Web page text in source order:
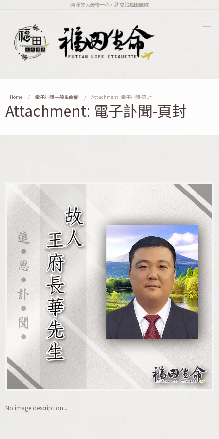
圓滿先人最後一程，就交給福田團隊
Home 電子訃聞一般生命館 Attachment: 電子訃聞-頁封
Attachment: 電子訃聞-頁封
No image description ...